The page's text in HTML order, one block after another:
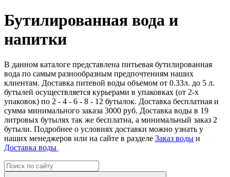
Бутилированная вода и
напитки
В данном каталоге представлена питьевая бутилированная
вода по самым разнообразным предпочтениям наших
клиентам. Доставка питевой воды объемом от 0.33л. до 5 л.
бутылей осуществляется курьерами в упаковках (от 2-х
упаковок) по 2 - 4 - 6 - 8 - 12 бутылок. Доставка бесплатная и
сумма минимального заказа 3000 руб. Доставка воды в 19
литровых бутылях так же бесплатна, а минимальный заказ 2
бутыли. Подробнее о условиях доставки можно узнать у
наших менеджеров или на сайте в разделе Заказ воды и
Доставка воды